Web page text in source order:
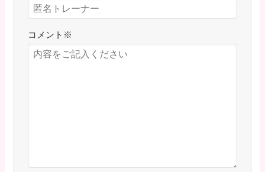
コメント ※